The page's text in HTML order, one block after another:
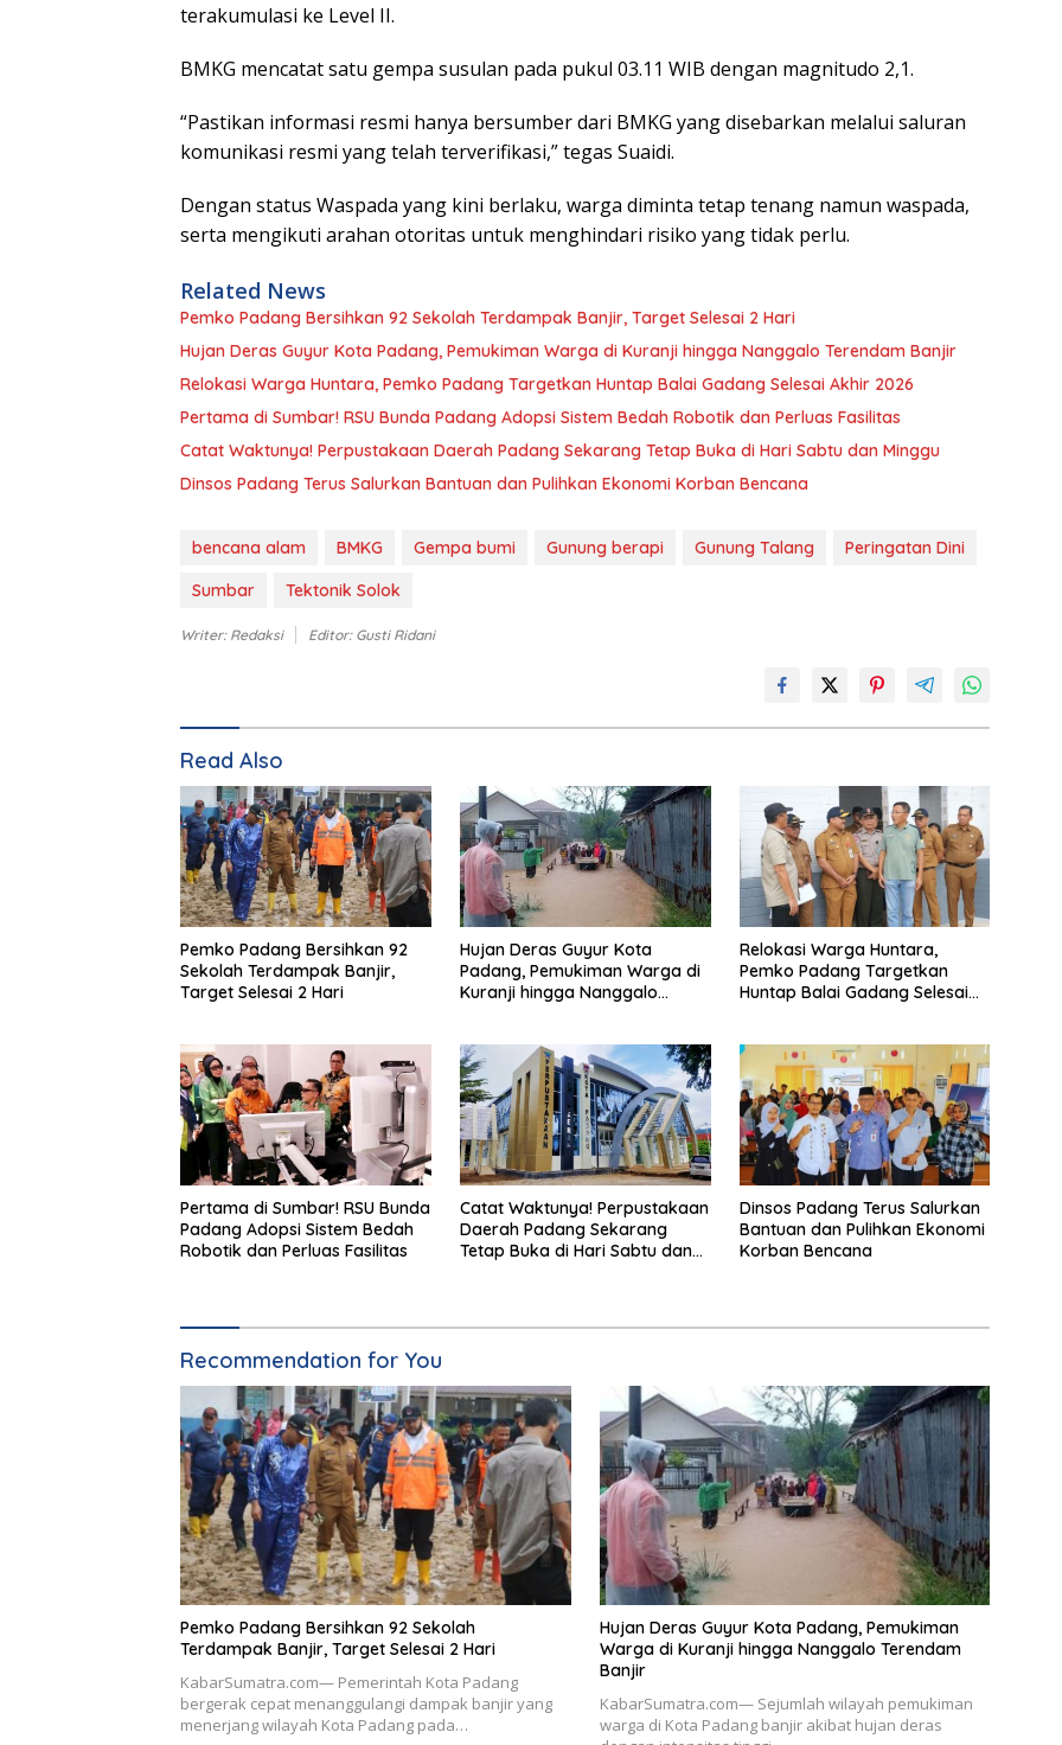
terakumulasi ke Level II.
BMKG mencatat satu gempa susulan pada pukul 03.11 WIB dengan magnitudo 2,1.
“Pastikan informasi resmi hanya bersumber dari BMKG yang disebarkan melalui saluran
komunikasi resmi yang telah terverifikasi,” tegas Suaidi.
Dengan status Waspada yang kini berlaku, warga diminta tetap tenang namun waspada,
serta mengikuti arahan otoritas untuk menghindari risiko yang tidak perlu.
Related News
Pemko Padang Bersihkan 92 Sekolah Terdampak Banjir, Target Selesai 2 Hari
Hujan Deras Guyur Kota Padang, Pemukiman Warga di Kuranji hingga Nanggalo Terendam Banjir
Relokasi Warga Huntara, Pemko Padang Targetkan Huntap Balai Gadang Selesai Akhir 2026
Pertama di Sumbar! RSU Bunda Padang Adopsi Sistem Bedah Robotik dan Perluas Fasilitas
Catat Waktunya! Perpustakaan Daerah Padang Sekarang Tetap Buka di Hari Sabtu dan Minggu
Dinsos Padang Terus Salurkan Bantuan dan Pulihkan Ekonomi Korban Bencana
bencana alam BMKG Gempa bumi Gunung berapi Gunung Talang
Peringatan Dini
Sumbar
Tektonik Solok
Writer: Redaksi Editor: Gusti Ridani
Read Also
Pemko Padang Bersihkan 92
Sekolah Terdampak Banjir,
Target Selesai 2 Hari
Hujan Deras Guyur Kota
Padang, Pemukiman Warga di
Kuranji hingga Nanggalo
Relokasi Warga Huntara,
Pemko Padang Targetkan
Huntap Balai Gadang Selesai
Pertama di Sumbar! RSU Bunda
Padang Adopsi Sistem Bedah
Robotik dan Perluas Fasilitas
Catat Waktunya! Perpustakaan
Daerah Padang Sekarang
Tetap Buka di Hari Sabtu dan
Dinsos Padang Terus Salurkan
Bantuan dan Pulihkan Ekonomi
Korban Bencana
Recommendation for You
Pemko Padang Bersihkan 92 Sekolah
Terdampak Banjir, Target Selesai 2 Hari
KabarSumatra.com— Pemerintah Kota Padang
bergerak cepat menanggulangi dampak banjir yang
menerjang wilayah Kota Padang pada…
Hujan Deras Guyur Kota Padang, Pemukiman
Warga di Kuranji hingga Nanggalo Terendam
Banjir
KabarSumatra.com— Sejumlah wilayah pemukiman
warga di Kota Padang banjir akibat hujan deras